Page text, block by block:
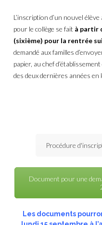
L’inscription d’un nouvel
pour le collège se fait à partir
(sixième) pour la rentrée
demandé aux familles
papier, au chef
des deux dernières années
Procédure
Document pour une
Les documents